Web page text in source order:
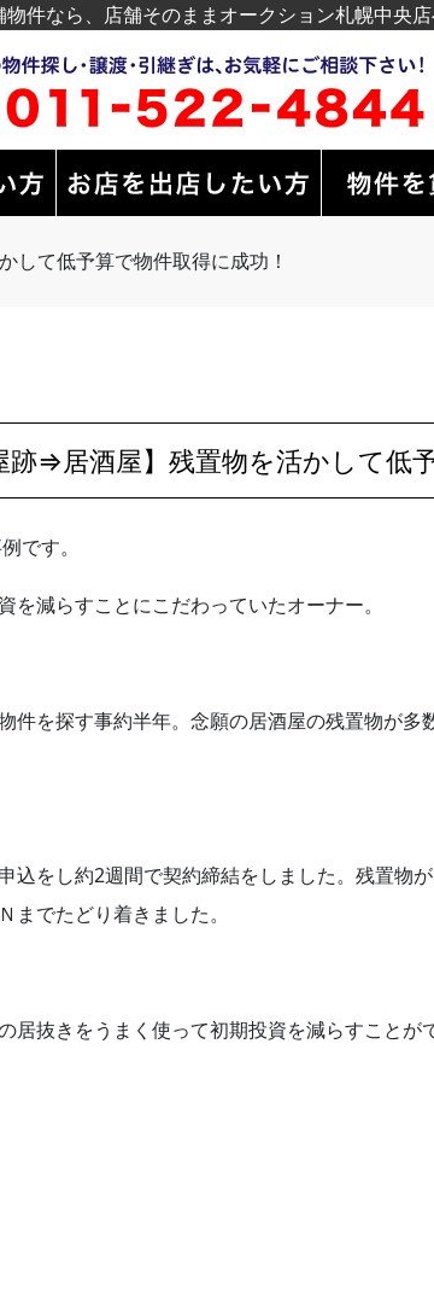
件なら、店舗そのままオークション札幌中央
して低予算で物件取得に成功！
跡⇒居酒屋】残置物を活かして低
です。
を減らすことにこだわっていたオーナー。
件を探す事約半年。念願の居酒屋の残置物が
込をし約2週間で契約締結をしました。残置物
までたどり着きました。
居抜きをうまく使って初期投資を減らすことが